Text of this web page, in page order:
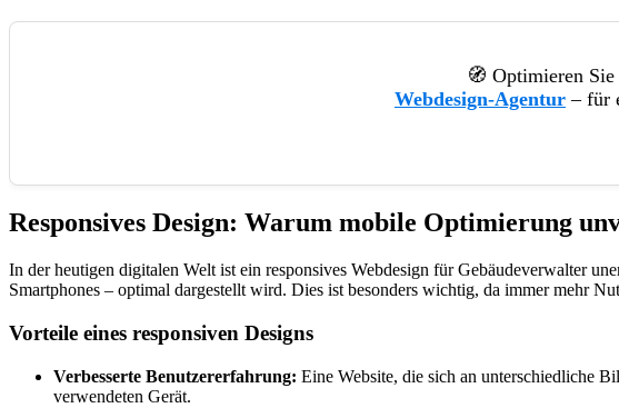
🧭 Optimieren
Webdesign-Agentur – für
Responsives Design: Warum mobile Optimierung
In der heutigen digitalen Welt ist ein responsives Webdesign für Gebäudeverwalter
Smartphones – optimal dargestellt wird. Dies ist besonders wichtig, da immer mehr
Vorteile eines responsiven Designs
Verbesserte Benutzererfahrung: Eine Website, die sich an unterschiedliche
verwendeten Gerät.